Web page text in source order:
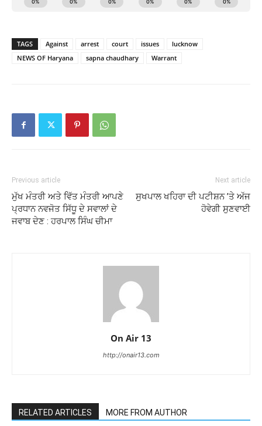
TAGS Against arrest court issues
lucknow
NEWS OF Haryana
sapna chaudhary Warrant
Previous article
ਮੁੱਖ ਮੰਤਰੀ ਅਤੇ ਵਿੱਤ ਮੰਤਰੀ ਆਪਣੇ
ਪ੍ਰਧਾਨ ਨਵਜੋਤ ਸਿੱਧੂ ਦੇ ਸਵਾਲਾਂ ਦੇ
ਜਵਾਬ ਦੇਣ : ਹਰਪਾਲ ਸਿੰਘ ਚੀਮਾ
Next article
ਸੁਖਪਾਲ ਖਹਿਰਾ ਦੀ ਪਟੀਸ਼ਨ ’ਤੇ ਅੱਜ
ਹੋਵੇਗੀ ਸੁਣਵਾਈ
On Air 13
http://onair13.com
RELATED ARTICLES MORE FROM AUTHOR